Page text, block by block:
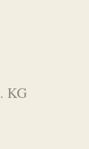
KG